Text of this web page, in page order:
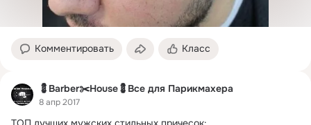
Комментировать Класс
💈Barber✂️House💈Все для Парикмахера
8 апр 2017